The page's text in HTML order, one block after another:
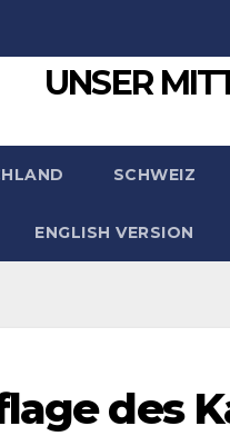
UNSER
SCHWEIZ
ENGLISH VERSION
des